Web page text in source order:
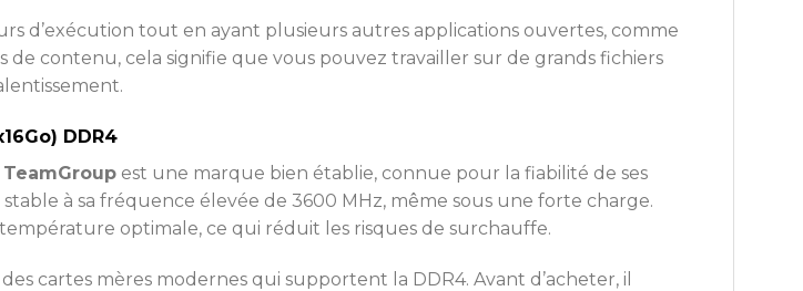
d’exécution tout en ayant plusieurs autres applications ouvertes, comme
contenu, cela signifie que vous pouvez travailler sur de grands fichiers
DDR4
TeamGroup est une marque bien établie, connue pour la fiabilité de ses
à sa fréquence élevée de 3600 MHz, même sous une forte charge.
optimale, ce qui réduit les risques de surchauffe.
cartes mères modernes qui supportent la DDR4. Avant d’acheter, il